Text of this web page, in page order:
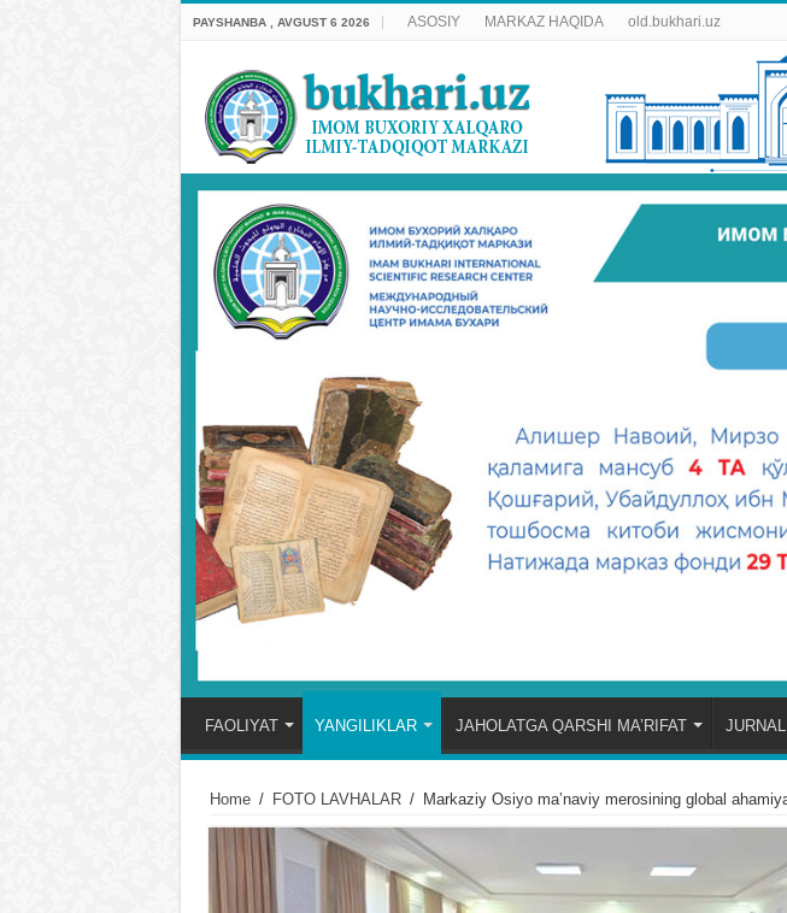
PAYSHANBA , AVGUST 6 2026 ASOSIY MARKAZ HAQIDA old.bukhari.uz
FAOLIYAT YANGILIKLAR JAHOLATGA QARSHI MA’RIFAT JURNAL
Home / FOTO LAVHALAR / Markaziy Osiyo maʼnaviy merosining global